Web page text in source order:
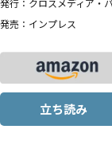
発売：インプレス
立ち読み